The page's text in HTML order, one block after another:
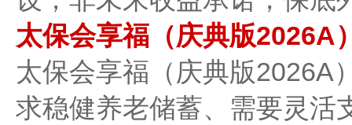
太保会享福（庆典版2026A
太保会享福（庆典版2026A
求稳健养老储蓄、需要灵活